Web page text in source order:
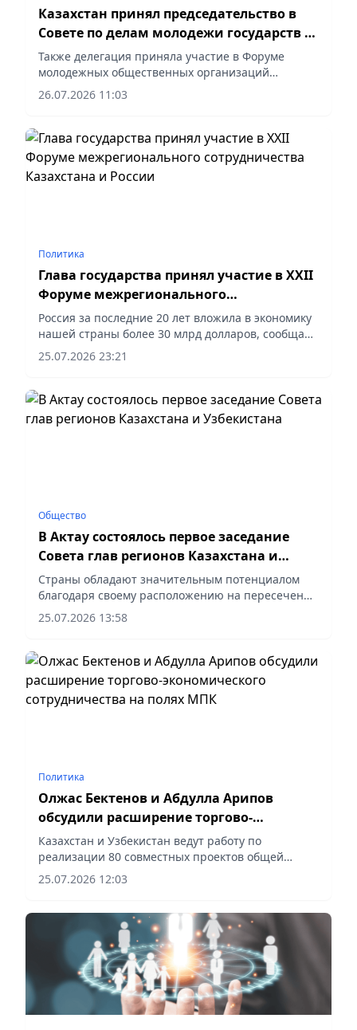
Казахстан принял председательство в
Совете по делам молодежи государств –
участников СНГ
Также делегация приняла участие в Форуме
молодежных общественных организаций
государств-участников СНГ и панельной
дискуссии с членами Совета, сообщает vapress.kz.
26.07.2026 11:03
Политика
Глава государства принял участие в XXII
Форуме межрегионального
сотрудничества Казахстана и России
Россия за последние 20 лет вложила в экономику
нашей страны более 30 млрд долларов, сообщает
vapress.kz.
25.07.2026 23:21
Общество
В Актау состоялось первое заседание
Совета глав регионов Казахстана и
Узбекистана
Страны обладают значительным потенциалом
благодаря своему расположению на пересечении
стратегически важных евразийских маршрутов,
сообщает vapress.kz.
25.07.2026 13:58
Политика
Олжас Бектенов и Абдулла Арипов
обсудили расширение торгово-
экономического сотрудничества на
полях МПК
Казахстан и Узбекистан ведут работу по
реализации 80 совместных проектов общей
стоимостью более $1,8 млрд, сообщает vapress.kz.
25.07.2026 12:03